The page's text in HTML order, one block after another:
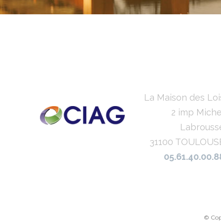
La Maison des
2 imp
31100
©